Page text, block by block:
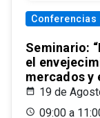
Conferencias
Seminario:
el
mercados y
19 de
09:00 a